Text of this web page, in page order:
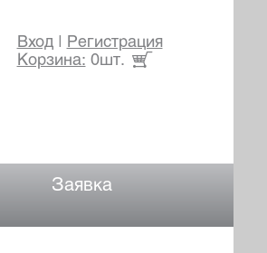
Вход|
Регистрация
Корзина: 0шт.
Заявка